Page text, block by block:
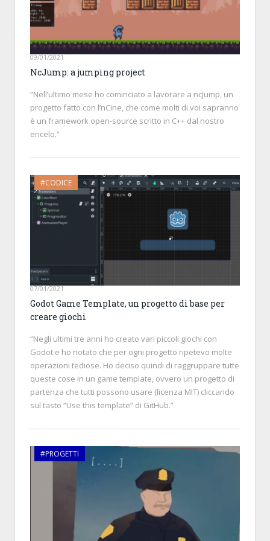
09/01/2021
NcJump: a jumping project
“Nell’ultimo mese ho cominciato a lavorare a ncJump, un
progetto fatto con l’nCine, che come molti di voi sapranno
è un framework open-source scritto in C++ dal nostro
encelo.”
#CODICE
07/01/2021
Godot Game Template, un progetto di base per
creare giochi
“Negli ultimi tre anni ho creato vari piccoli giochi con
Godot e ho notato che per ogni progetto ripetevo molte
operazioni tediose. Ho deciso quindi di raggruppare tutte
queste cose in un game template, ovvero un progetto di
partenza che tutti possono usare (licenza MIT) cliccando
sul tasto “Use this template” di GitHub.”
#PROGETTI